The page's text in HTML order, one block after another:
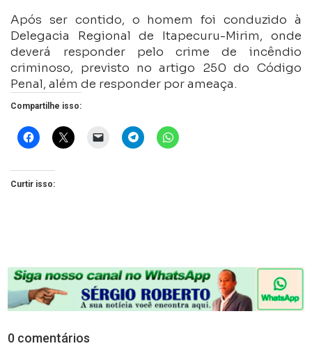
Após ser contido, o homem foi conduzido à
Delegacia Regional de Itapecuru-Mirim, onde
deverá responder pelo crime de incêndio
criminoso, previsto no artigo 250 do Código
Penal, além de responder por ameaça.
Compartilhe isso:
Curtir isso:
0 comentários